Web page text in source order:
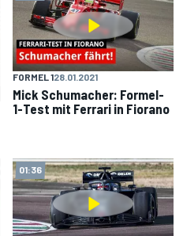
FORMEL 128.01.2021
Mick Schumacher: Formel-
1-Test mit Ferrari in Fiorano
01:36